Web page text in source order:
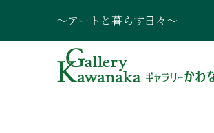
～アートと暮らす日々～